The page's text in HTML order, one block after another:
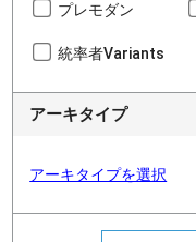
プレモダン
統率者Variants
アーキタイプ
アーキタイプを選択